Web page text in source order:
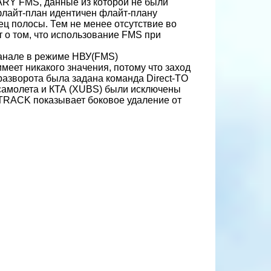
FMS, данные из которой не были
план идентичен флайт-плану
полосы. Тем не менее отсутствие во
том, что использование FMS при
в режиме НВУ(FMS)
никакого значения, потому что заход
была задана команда Direct-TO
и КТА (XUBS) были исключены
показывает боковое удаление от